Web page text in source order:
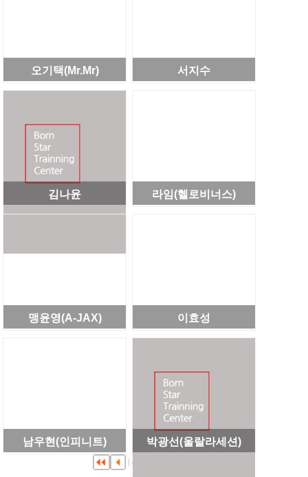
오기택(Mr.Mr) 서지수
김나윤 라임(헬로비너스)
맹윤영(A-JAX) 이효성
남우현(인피니트)
박광선(울랄라세션)
4